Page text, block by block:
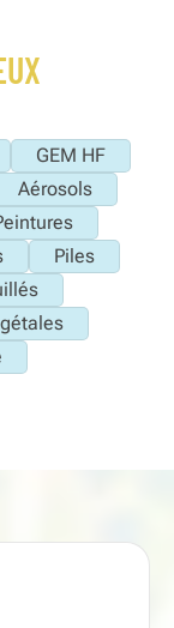
GEM HF
Aérosols
Piles